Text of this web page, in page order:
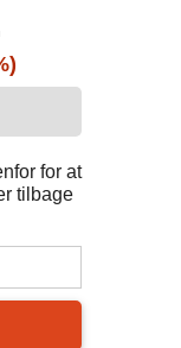
for at
tilbage